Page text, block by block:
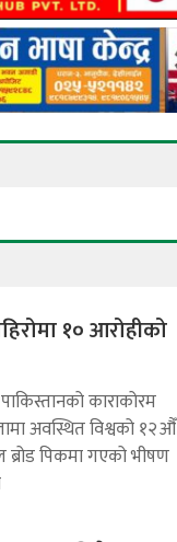
१० आरोहीको
काराकोरम
अवस्थित विश्वको १२औँ
ब्रोड पिकमा गएको भीषण